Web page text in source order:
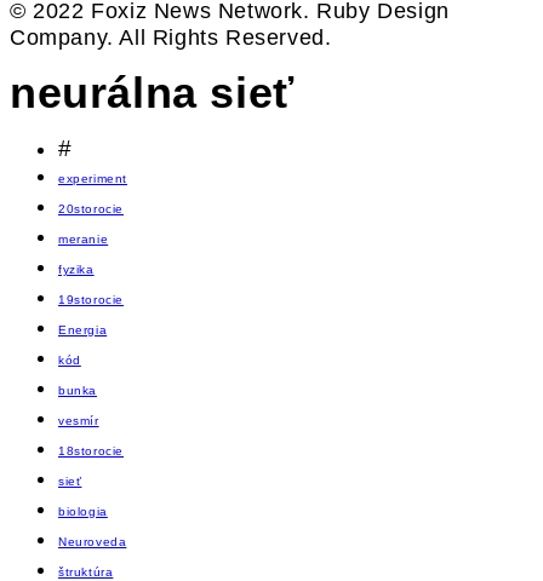
© 2022 Foxiz News Network. Ruby Design
Company. All Rights Reserved.
neurálna sieť
#
experiment
20storocie
meranie
fyzika
19storocie
Energia
kód
bunka
vesmír
18storocie
sieť
biologia
Neuroveda
štruktúra